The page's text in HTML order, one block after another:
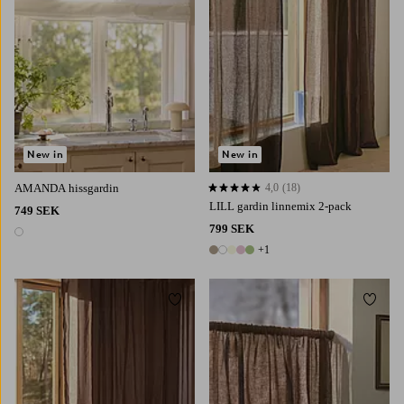
AMANDA hissgardin
749 SEK
1 färg
New in
LILL gardin linnemix 2-pack
799 SEK
6 färger
+1
4,0 baserat på 18 st betyg
4,0 (18)
New in
Lägg till i favoriter
220250300
Lägg